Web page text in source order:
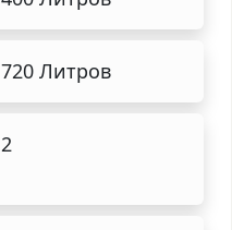
720 Литров
2